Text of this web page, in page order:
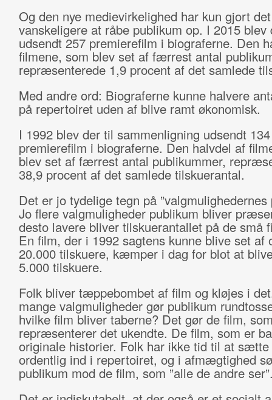
Og den nye medievirkelighed har kun gjort
vanskeligere at råbe publikum op. I 2015 blev
udsendt 257 premierefilm i biograferne. Den
filmene, som blev set af færrest antal
repræsenterede 1,9 procent af det samlede
Med andre ord: Biograferne kunne halvere
på repertoiret uden af blive ramt økonomisk.
I 1992 blev der til sammenligning udsendt 134
premierefilm i biograferne. Den halvdel af
blev set af færrest antal publikummer,
38,9 procent af det samlede tilskuerantal.
Det er jo tydelige tegn på ”valgmulighedernes
Jo flere valgmuligheder publikum bliver
desto lavere bliver tilskuerantallet på de små
En film, der i 1992 sagtens kunne blive set af
20.000 tilskuere, kæmper i dag for blot at
5.000 tilskuere.
Folk bliver tæppebombet af film og kløjes i
mange valgmuligheder gør publikum
hvilke film bliver taberne? Det gør de film,
repræsenterer det ukendte. De film, som er
originale historier. Folk har ikke tid til at sætte
ordentlig ind i repertoiret, og i afmægtighed
publikum mod de film, som ”alle de andre